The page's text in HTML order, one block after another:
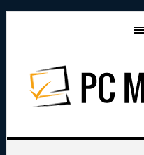
Skip
Skip
PC